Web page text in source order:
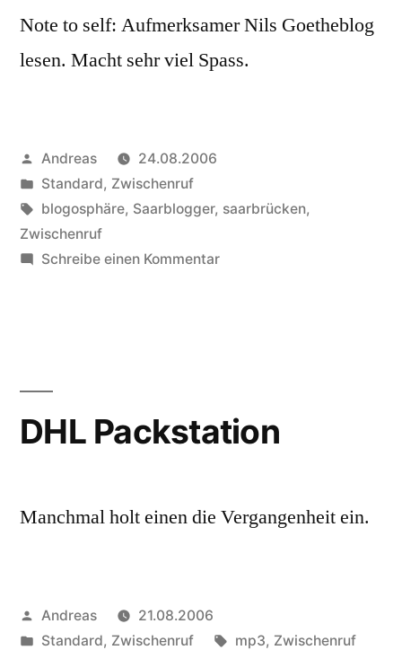
Note to self: Aufmerksamer Nils Goetheblog
lesen. Macht sehr viel Spass.
Veröffentlicht
von
Andreas
24.08.2006
Veröffentlicht
in
Standard, Zwischenruf
Schlagwörter:
blogosphäre, Saarblogger, saarbrücken,
Zwischenruf
Schreibe einen Kommentarzu
DHL Packstation
Manchmal holt einen die Vergangenheit ein.
Veröffentlicht
von
Andreas
21.08.2006
Veröffentlicht
Standard, Zwischenruf Schlagwörter:
mp3, Zwischenruf